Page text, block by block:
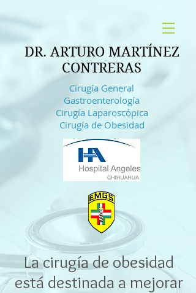
DR. ARTURO MARTÍNEZ
CONTRERAS
Cirugía General
Gastroenterología
Cirugía Laparoscópica
Cirugía de Obesidad
La cirugía de obesidad
está destinada a mejorar